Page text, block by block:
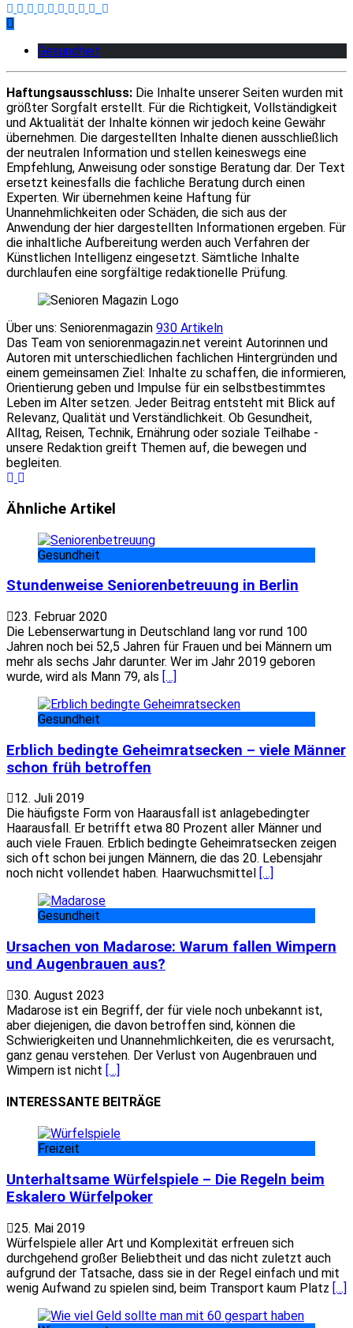
Gesundheit
Haftungsausschluss: Die Inhalte unserer Seiten wurden mit
größter Sorgfalt erstellt. Für die Richtigkeit, Vollständigkeit
und Aktualität der Inhalte können wir jedoch keine Gewähr
übernehmen. Die dargestellten Inhalte dienen ausschließlich
der neutralen Information und stellen keineswegs eine
Empfehlung, Anweisung oder sonstige Beratung dar. Der Text
ersetzt keinesfalls die fachliche Beratung durch einen
Experten. Wir übernehmen keine Haftung für
Unannehmlichkeiten oder Schäden, die sich aus der
Anwendung der hier dargestellten Informationen ergeben. Für
die inhaltliche Aufbereitung werden auch Verfahren der
Künstlichen Intelligenz eingesetzt. Sämtliche Inhalte
durchlaufen eine sorgfältige redaktionelle Prüfung.
Über uns: Seniorenmagazin 930 Artikeln
Das Team von seniorenmagazin.net vereint Autorinnen und
Autoren mit unterschiedlichen fachlichen Hintergründen und
einem gemeinsamen Ziel: Inhalte zu schaffen, die informieren,
Orientierung geben und Impulse für ein selbstbestimmtes
Leben im Alter setzen. Jeder Beitrag entsteht mit Blick auf
Relevanz, Qualität und Verständlichkeit. Ob Gesundheit,
Alltag, Reisen, Technik, Ernährung oder soziale Teilhabe -
unsere Redaktion greift Themen auf, die bewegen und
begleiten.
Website
Ähnliche Artikel
Gesundheit
Stundenweise Seniorenbetreuung in Berlin
23. Februar 2020
Die Lebenserwartung in Deutschland lang vor rund 100
Jahren noch bei 52,5 Jahren für Frauen und bei Männern um
mehr als sechs Jahr darunter. Wer im Jahr 2019 geboren
wurde, wird als Mann 79, als […]
Gesundheit
Erblich bedingte Geheimratsecken – viele Männer
schon früh betroffen
12. Juli 2019
Die häufigste Form von Haarausfall ist anlagebedingter
Haarausfall. Er betrifft etwa 80 Prozent aller Männer und
auch viele Frauen. Erblich bedingte Geheimratsecken zeigen
sich oft schon bei jungen Männern, die das 20. Lebensjahr
noch nicht vollendet haben. Haarwuchsmittel
[…]
Gesundheit
Ursachen von Madarose: Warum fallen Wimpern
und Augenbrauen aus?
30. August 2023
Madarose ist ein Begriff, der für viele noch unbekannt ist,
aber diejenigen, die davon betroffen sind, können die
Schwierigkeiten und Unannehmlichkeiten, die es verursacht,
ganz genau verstehen. Der Verlust von Augenbrauen und
Wimpern ist nicht […]
INTERESSANTE BEITRÄGE
Freizeit
Unterhaltsame Würfelspiele – Die Regeln beim
Eskalero Würfelpoker
25. Mai 2019
Würfelspiele aller Art und Komplexität erfreuen sich
durchgehend großer Beliebtheit und das nicht zuletzt auch
aufgrund der Tatsache, dass sie in der Regel einfach und mit
wenig Aufwand zu spielen sind, beim Transport kaum Platz […]